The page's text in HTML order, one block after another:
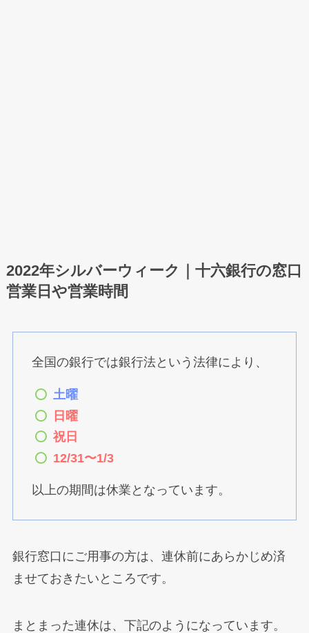
2022年シルバーウィーク｜十六銀行の窓口
営業日や営業時間
全国の銀行では銀行法という法律により、
土曜
日曜
祝日
12/31〜1/3
以上の期間は休業となっています。
銀行窓口にご用事の方は、連休前にあらかじめ済
ませておきたいところです。
まとまった連休は、下記のようになっています。